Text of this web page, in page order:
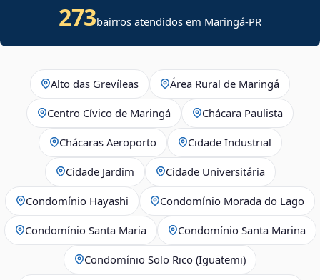
273bairros atendidos em Maringá-PR
Alto das Grevíleas Área Rural de Maringá
Centro Cívico de Maringá Chácara Paulista
Chácaras Aeroporto Cidade Industrial
Cidade Jardim Cidade Universitária
Condomínio Hayashi Condomínio Morada do Lago
Condomínio Santa Maria Condomínio Santa Marina
Condomínio Solo Rico (Iguatemi)